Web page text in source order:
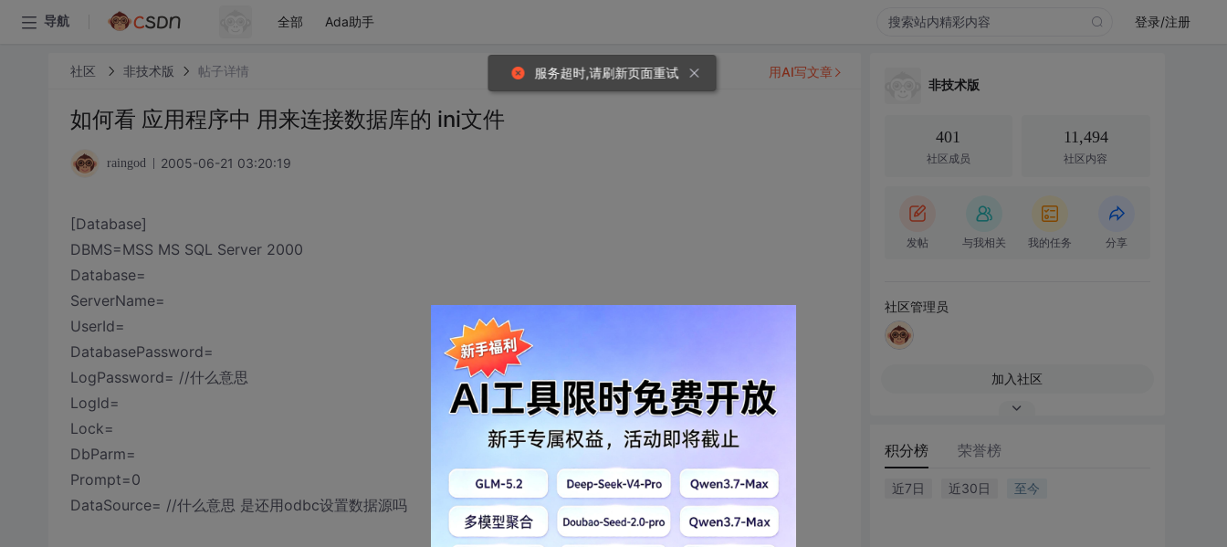
导航 全部 Ada助手 登录/注册
社区 非技术版 帖子详情
如何看 应用程序中 用来连接数据库的 ini文件
raingod 2005-06-21 03:20:19
[Database]
DBMS=MSS MS SQL Server 2000
Database=
ServerName=
UserId=
DatabasePassword=
LogPassword= //什么意思
LogId=
Lock=
DbParm=
Prompt=0
DataSource= //什么意思 是还用odbc设置数据源吗
用AI写文章
非技术版
401
社区成员
11,494
社区内容
发帖 与我相关 我的任务 分享
社区管理员
加入社区
积分榜 荣誉榜
近7日 近30日 至今
服务超时,请刷新页面重试